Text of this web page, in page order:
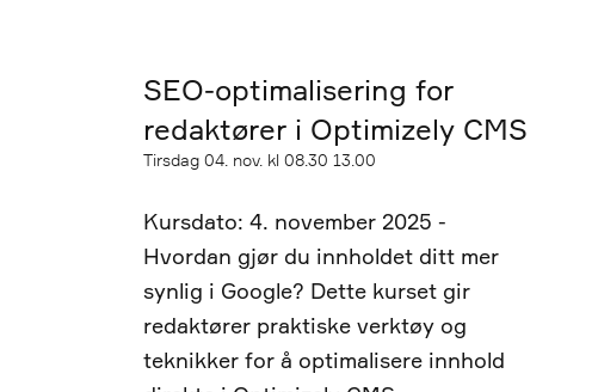
SEO-optimalisering for
redaktører i Optimizely CMS
Tirsdag 04. nov. kl 08.30 13.00
Kursdato: 4. november 2025 -
Hvordan gjør du innholdet ditt mer
synlig i Google? Dette kurset gir
redaktører praktiske verktøy og
teknikker for å optimalisere innhold